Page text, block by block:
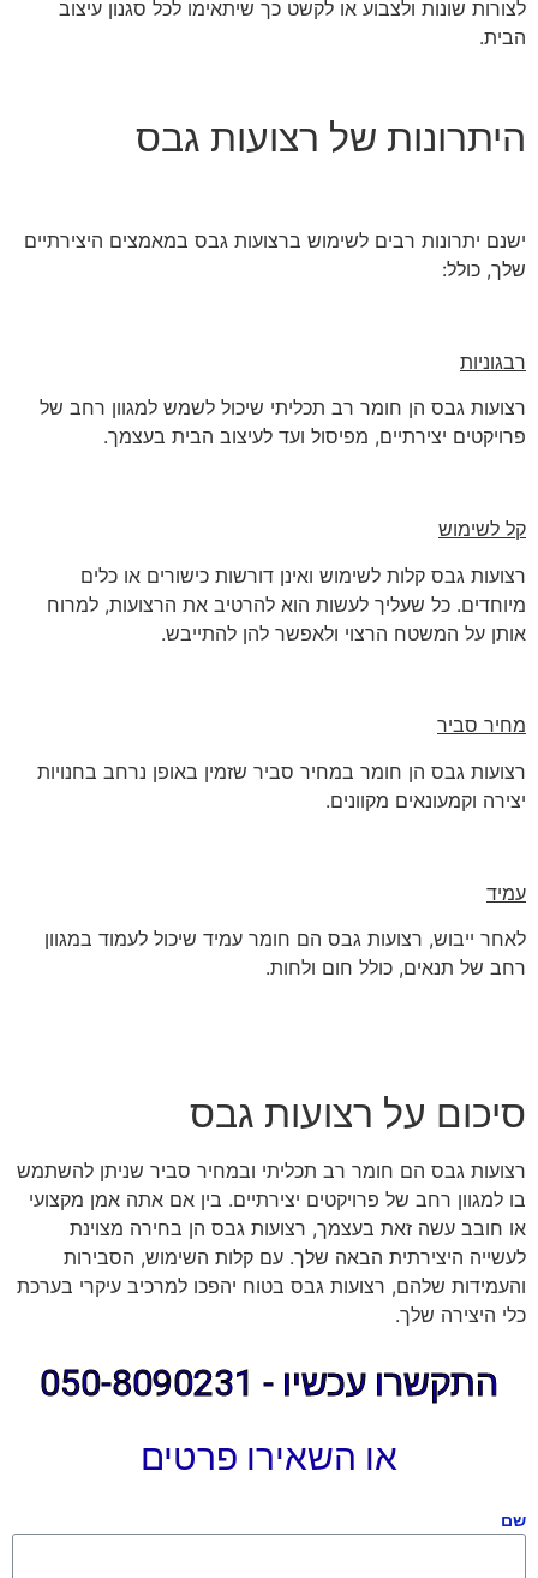
לצורות שונות ולצבוע או לקשט כך שיתאימו לכל סגנון עיצוב
הבית.
היתרונות של רצועות גבס
ישנם יתרונות רבים לשימוש ברצועות גבס במאמצים היצירתיים
שלך, כולל:
רבגוניות
רצועות גבס הן חומר רב תכליתי שיכול לשמש למגוון רחב של
פרויקטים יצירתיים, מפיסול ועד לעיצוב הבית בעצמך.
קל לשימוש
רצועות גבס קלות לשימוש ואינן דורשות כישורים או כלים
מיוחדים. כל שעליך לעשות הוא להרטיב את הרצועות, למרוח
אותן על המשטח הרצוי ולאפשר להן להתייבש.
מחיר סביר
רצועות גבס הן חומר במחיר סביר שזמין באופן נרחב בחנויות
יצירה וקמעונאים מקוונים.
עמיד
לאחר ייבוש, רצועות גבס הם חומר עמיד שיכול לעמוד במגוון
רחב של תנאים, כולל חום ולחות.
סיכום על רצועות גבס
רצועות גבס הם חומר רב תכליתי ובמחיר סביר שניתן להשתמש
בו למגוון רחב של פרויקטים יצירתיים. בין אם אתה אמן מקצועי
או חובב עשה זאת בעצמך, רצועות גבס הן בחירה מצוינת
לעשייה היצירתית הבאה שלך. עם קלות השימוש, הסבירות
והעמידות שלהם, רצועות גבס בטוח יהפכו למרכיב עיקרי בערכת
כלי היצירה שלך.
התקשרו עכשיו - 050-8090231
או השאירו פרטים
שם